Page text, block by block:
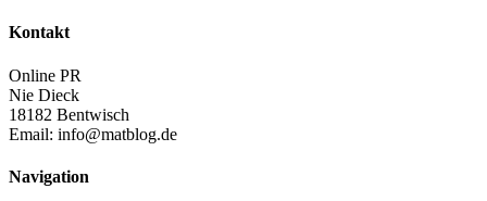
Kontakt
Online PR
Nie Dieck
18182 Bentwisch
Email: info@matblog.de
Navigation